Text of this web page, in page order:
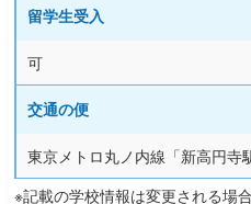
留学生受入
可
交通の便
東京メトロ丸ノ内線「新高円寺
※記載の学校情報は変更される場